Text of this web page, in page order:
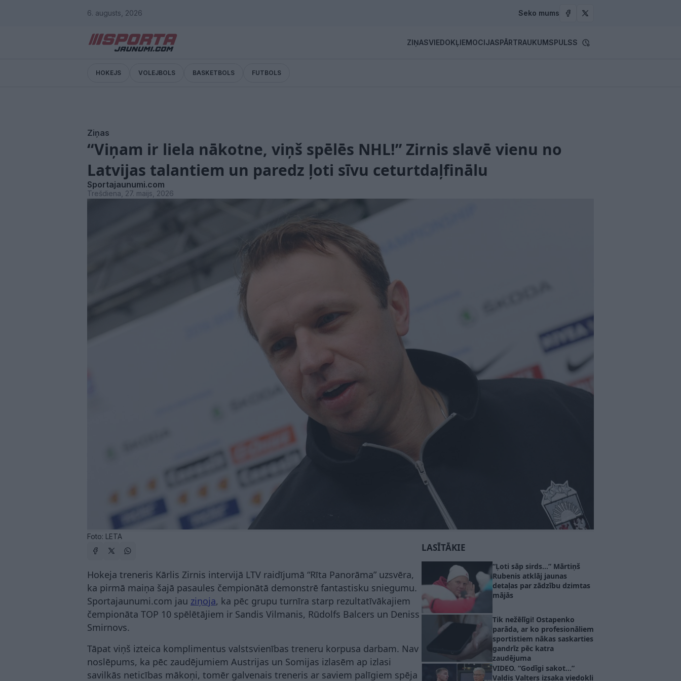
6. augusts, 2026 Seko mums
ZIŅASVIEDOKĻIEMOCIJASPĀRTRAUKUMSPULSS
HOKEJS VOLEJBOLS BASKETBOLS FUTBOLS
Ziņas
“Viņam ir liela nākotne, viņš spēlēs NHL!” Zirnis slavē vienu no
Latvijas talantiem un paredz ļoti sīvu ceturtdaļfinālu
Sportajaunumi.com
Trešdiena, 27. maijs, 2026
Foto: LETA
Hokeja treneris Kārlis Zirnis intervijā LTV raidījumā “Rīta Panorāma” uzsvēra,
ka pirmā maiņa šajā pasaules čempionātā demonstrē fantastisku sniegumu.
Sportajaunumi.com jau ziņoja, ka pēc grupu turnīra starp rezultatīvākajiem
čempionāta TOP 10 spēlētājiem ir Sandis Vilmanis, Rūdolfs Balcers un Deniss
Smirnovs.
Tāpat viņš izteica komplimentus valstsvienības treneru korpusa darbam. Nav
noslēpums, ka pēc zaudējumiem Austrijas un Somijas izlasēm ap izlasi
savilkās neticības mākoņi, tomēr galvenais treneris ar saviem palīgiem spēja
LASĪTĀKIE
“Ļoti sāp sirds…” Mārtiņš
Rubenis atklāj jaunas
detaļas par zādzību dzimtas
mājās
Tik nežēlīgi! Ostapenko
parāda, ar ko profesionāliem
sportistiem nākas saskarties
gandrīz pēc katra
zaudējuma
VIDEO. “Godīgi sakot…”
Valdis Valters izsaka viedokli